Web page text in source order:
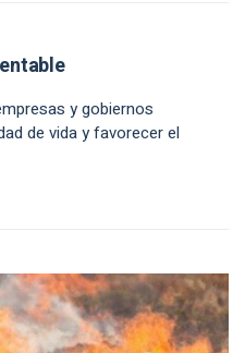
y gobiernos
de vida y favorecer el